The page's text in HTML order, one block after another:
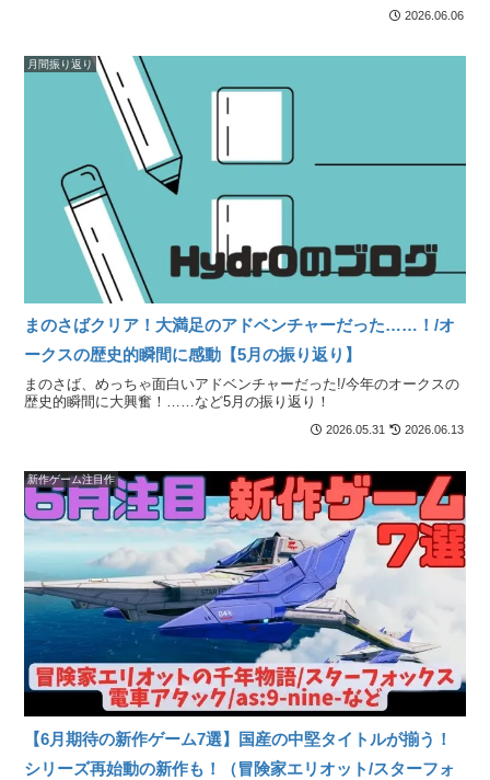
2026.06.06
月間振り返り
まのさばクリア！大満足のアドベンチャーだった……！/オ
ークスの歴史的瞬間に感動【5月の振り返り】
まのさば、めっちゃ面白いアドベンチャーだった!/今年のオークスの
歴史的瞬間に大興奮！……など5月の振り返り！
2026.05.31 2026.06.13
新作ゲーム注目作
【6月期待の新作ゲーム7選】国産の中堅タイトルが揃う！
シリーズ再始動の新作も！（冒険家エリオット/スターフォ